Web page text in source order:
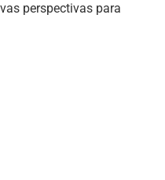
perspectivas para